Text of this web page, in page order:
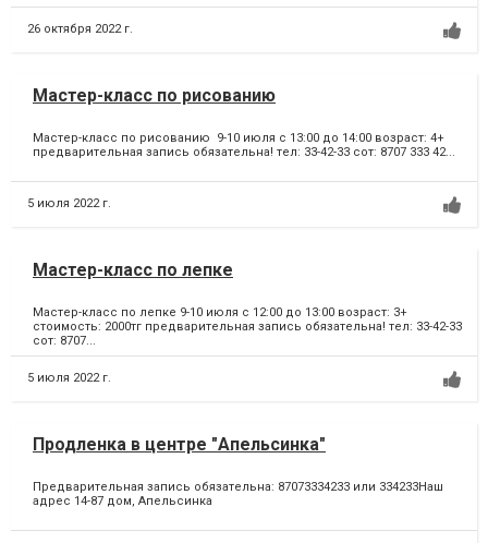
26 октября 2022 г.
Мастер-класс по рисованию
Мастер-класс по рисованию 9-10 июля с 13:00 до 14:00 возраст: 4+
предварительная запись обязательна! тел: 33-42-33 сот: 8707 333 42...
5 июля 2022 г.
Мастер-класс по лепке
Мастер-класс по лепке 9-10 июля с 12:00 до 13:00 возраст: 3+
стоимость: 2000тг предварительная запись обязательна! тел: 33-42-33
сот: 8707...
5 июля 2022 г.
Продленка в центре "Апельсинка"
Предварительная запись обязательна: 87073334233 или 334233Наш
адрес 14-87 дом, Апельсинка